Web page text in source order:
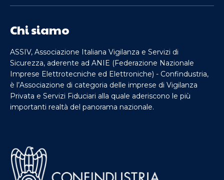
Chi siamo
ASSIV, Associazione Italiana Vigilanza e Servizi di
Sicurezza, aderente ad ANIE (Federazione Nazionale
Imprese Elettrotecniche ed Elettroniche) - Confindustria,
è l’Associazione di categoria delle imprese di Vigilanza
Privata e Servizi Fiduciari alla quale aderiscono le più
importanti realtà del panorama nazionale.